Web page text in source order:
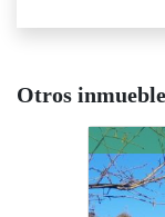
Otros
2796-